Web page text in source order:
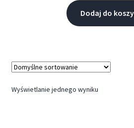
Dodaj do
Wyświetlanie jednego wyniku